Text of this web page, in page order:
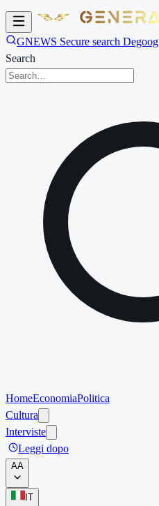
GNEWS Secure search Degoog
Search
HomeEconomiaPolitica
Cultura
Interviste
Leggi dopo
AA
IT